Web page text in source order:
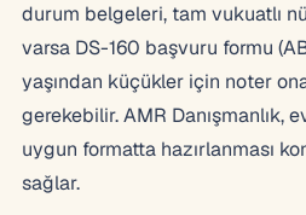
durum belgeleri, tam vukuatlı
varsa DS-160 başvuru formu
yaşından küçükler için noter
gerekebilir. AMR Danışmanlık,
uygun formatta hazırlanması
sağlar.